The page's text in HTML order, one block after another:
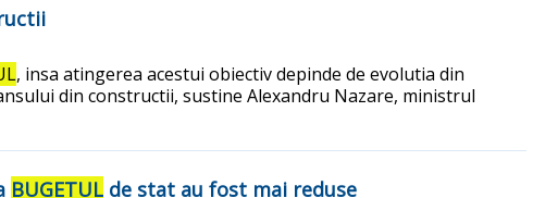
, insa atingerea acestui obiectiv depinde de evolutia din
din constructii, sustine Alexandru Nazare, ministrul
BUGETUL de stat au fost mai reduse